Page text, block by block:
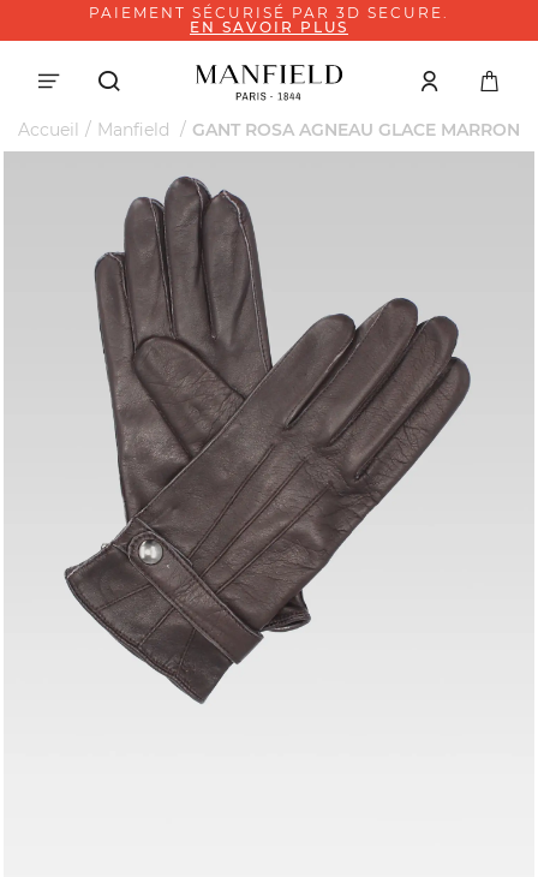
PAIEMENT SÉCURISÉ PAR 3D SECURE.
EN SAVOIR PLUS
Accueil Manfield GANT ROSA AGNEAU GLACE MARRON